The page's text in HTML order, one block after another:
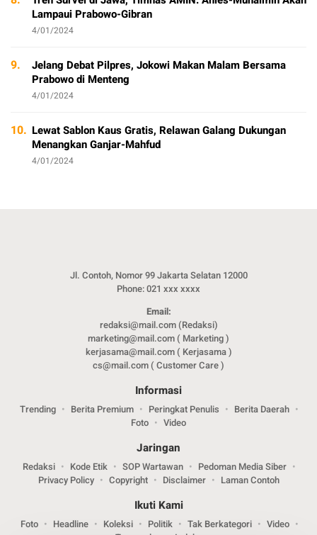
Lampaui Prabowo-Gibran
4/01/2024
9.
Jelang Debat Pilpres, Jokowi Makan Malam Bersama
Prabowo di Menteng
4/01/2024
10. Lewat Sablon Kaus Gratis, Relawan Galang Dukungan
Menangkan Ganjar-Mahfud
4/01/2024
Jl. Contoh, Nomor 99 Jakarta Selatan 12000
Phone: 021 xxx xxxx
Email:
redaksi@mail.com (Redaksi)
marketing@mail.com ( Marketing )
kerjasama@mail.com ( Kerjasama )
cs@mail.com ( Customer Care )
Informasi
Trending Berita Premium Peringkat Penulis
Berita Daerah
Foto
Video
Jaringan
Redaksi Kode Etik SOP Wartawan
Pedoman Media Siber
Privacy Policy
Copyright Disclaimer Laman Contoh
Ikuti Kami
Foto Headline Koleksi Politik Tak Berkategori
Video